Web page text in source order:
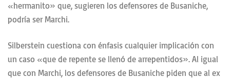
«hermanito» que, sugieren los defensores de Busaniche,
podría ser Marchi.
Silberstein cuestiona con énfasis cualquier implicación con
un caso «que de repente se llenó de arrepentidos». Al igual
que con Marchi, los defensores de Busaniche piden que al ex